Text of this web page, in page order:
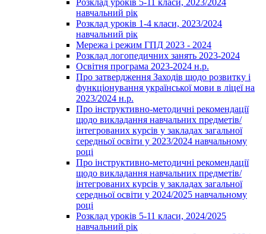
Розклад уроків 5-11 класи, 2023/2024
навчальний рік
Розклад уроків 1-4 класи, 2023/2024
навчальний рік
Мережа і режим ГПД 2023 - 2024
Розклад логопедичних занять 2023-2024
Освітня програма 2023-2024 н.р.
Про затвердження Заходів щодо розвитку і
функціонування української мови в ліцеї на
2023/2024 н.р.
Про інструктивно-методичні рекомендації
щодо викладання навчальних предметів/
інтегрованих курсів у закладах загальної
середньої освіти у 2023/2024 навчальному
році
Про інструктивно-методичні рекомендації
щодо викладання навчальних предметів/
інтегрованих курсів у закладах загальної
середньої освіти у 2024/2025 навчальному
році
Розклад уроків 5-11 класи, 2024/2025
навчальний рік